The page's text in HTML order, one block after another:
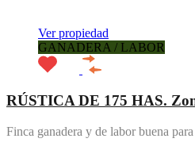
Ver propiedad
GANADERA / LABOR
RÚSTICA DE 175 HAS.
Finca ganadera y de labor buena para